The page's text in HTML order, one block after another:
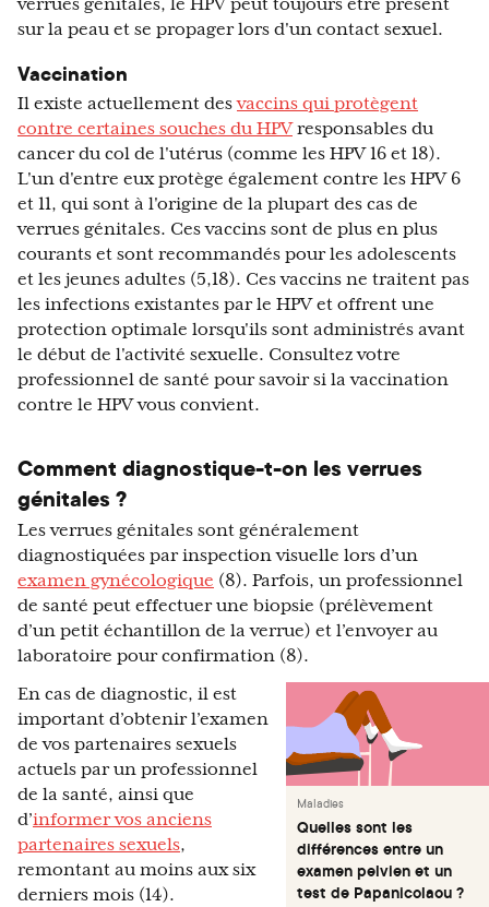
verrues génitales, le HPV peut toujours être présent
sur la peau et se propager lors d'un contact sexuel.
Vaccination
Il existe actuellement desvaccins qui protègent
contre certaines souches du HPVresponsables du
cancer du col de l'utérus (comme les HPV 16 et 18).
L'un d'entre eux protège également contre les HPV 6
et 11, qui sont à l'origine de la plupart des cas de
verrues génitales. Ces vaccins sont de plus en plus
courants et sont recommandés pour les adolescents
et les jeunes adultes (5,18). Ces vaccins ne traitent pas
les infections existantes par le HPV et offrent une
protection optimale lorsqu'ils sont administrés avant
le début de l'activité sexuelle. Consultez votre
professionnel de santé pour savoir si la vaccination
contre le HPV vous convient.
Comment diagnostique-t-on les verrues
génitales ?
Les verrues génitales sont généralement
diagnostiquées par inspection visuelle lors d’un
examen gynécologique (8). Parfois, un professionnel
de santé peut effectuer une biopsie (prélèvement
d’un petit échantillon de la verrue) et l’envoyer au
laboratoire pour confirmation (8).
Maladies
Quelles sont les
différences entre un
examen pelvien et un
test de Papanicolaou ?
En cas de diagnostic, il est
important d’obtenir l’examen
de vos partenaires sexuels
actuels par un professionnel
de la santé, ainsi que
d’informer vos anciens
partenaires sexuels,
remontant au moins aux six
derniers mois (14).